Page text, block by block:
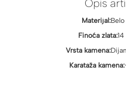
Opis
Materijal:
Finoća zlata:
Vrsta kamena:
Karataža kamena: